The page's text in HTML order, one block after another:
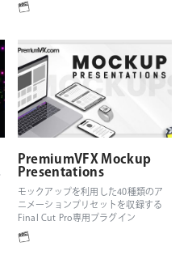
PremiumVFX Mockup
Presentations
モックアップを利用した40種類のア
ニメーションプリセットを収録する
Final Cut Pro専用プラグイン